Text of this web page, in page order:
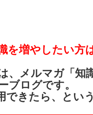
を増やしたい方
、メルマガ「知
ブログです。
できたら、と